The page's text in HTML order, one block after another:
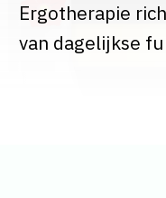
Ergotherapie
van dagelijkse